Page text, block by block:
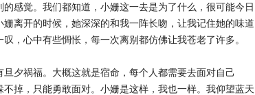
感觉。我们都知道，小姗这一去是为了什么，很可能今日
姗离开的时候，她深深的和我一阵长吻，让我记住她的味道
，心中有些惆怅，每一次离别都仿佛让我苍老了许多。
旦夕祸福。大概这就是宿命，每个人都需要去面对自己
不掉，只能勇敢面对。小姗是这样，我也一样。我仰望蓝天